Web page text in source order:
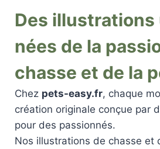
Des illustrations
nées de la
chasse et de la
Chez pets-easy.fr, chaque
création originale conçue par
pour des passionnés.
Nos illustrations de chasse et